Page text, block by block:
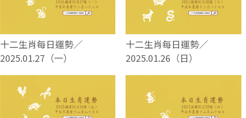
十二生肖每日運勢／
2025.01.27（一）
十二生肖每日運勢／
2025.01.26（日）